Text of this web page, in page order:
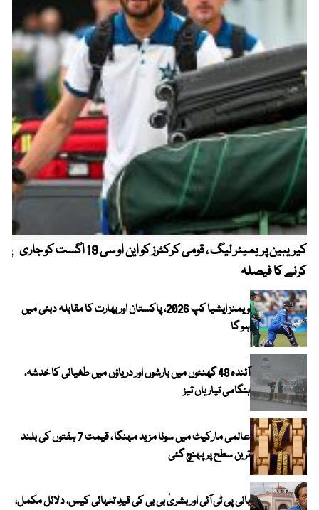
کیریبین پریمیئر لیگ ، قومی کرکٹرز کو این او سی 19 اگست کو جاری
کرنے کا فیصلہ
ویمنز ایشیا کپ 2026، پاکستان اور بھارت کا مقابلہ دبئی میں
ہو گا
آئندہ 48 گھنٹوں میں بارشوں اور دریاؤں میں طغیانی کا خدشہ،
ہنگامی تیاریاں تیز
عالمی مارکیٹ میں سونا مزید مہنگا ، قیمت 7 ہفتوں کی بلند
ترین سطح پر پہنچ گئی
بانی پی ٹی آئی اور بشریٰ بی بی کی قیدِ تنہائی کیس، دلائل مکمل،